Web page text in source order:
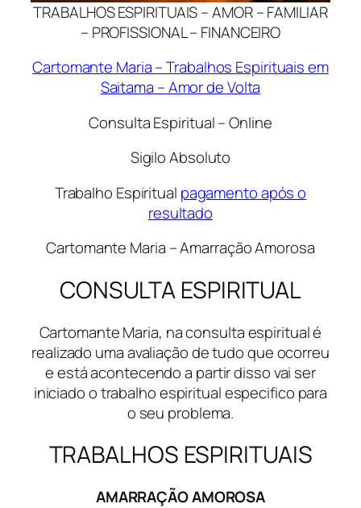
TRABALHOS ESPIRITUAIS – AMOR – FAMILIAR
– PROFISSIONAL – FINANCEIRO
Cartomante Maria – Trabalhos Espirituais em
Saitama – Amor de Volta
Consulta Espiritual – Online
Sigilo Absoluto
Trabalho Espiritual pagamento após o
resultado
Cartomante Maria – Amarração Amorosa
CONSULTA ESPIRITUAL
Cartomante Maria, na consulta espiritual é
realizado uma avaliação de tudo que ocorreu
e está acontecendo a partir disso vai ser
iniciado o trabalho espiritual especifico para
o seu problema.
TRABALHOS ESPIRITUAIS
AMARRAÇÃO AMOROSA